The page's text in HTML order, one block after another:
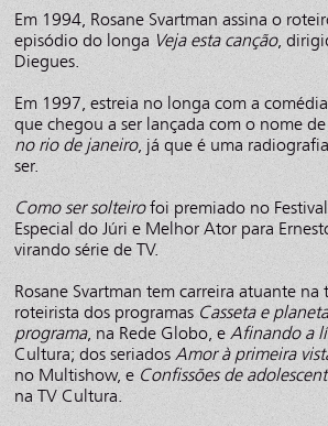
Em 1994, Rosane Svartman assina o
episódio do longa Veja esta canção,
Diegues.
Em 1997, estreia no longa com a comédia
que chegou a ser lançada com o nome de
no rio de janeiro, já que é uma
ser.
Como ser solteirofoi premiado no
Especial do Júri e Melhor Ator para
virando série de TV.
Rosane Svartman tem carreira atuante na
roteirista dos programasCasseta e
programa, na Rede Globo, eAfinando a
Cultura; dos seriadosAmor à primeira
no Multishow, e Confissões de
na TV Cultura.